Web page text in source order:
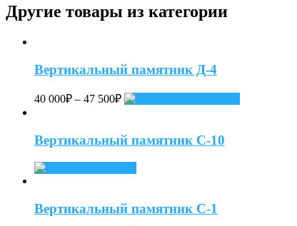
Другие товары из категории
Вертикальный памятник Д-4
40 000₽ – 47 500₽
Вертикальный памятник С-10
Вертикальный памятник С-1